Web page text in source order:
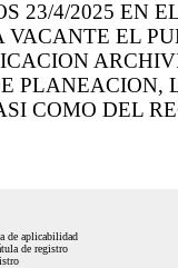
23/4/2025 EN
VACANTE EL
PLANEACION,
COMO DEL
de aplicabilidad
de registro